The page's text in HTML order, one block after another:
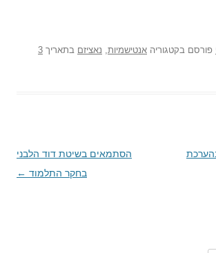
פורסם בקטגוריה אנטישמיות נאציזם בתאריך 3
הסתמאים בשיטת דוד הלבני
בחקר התלמוד ←